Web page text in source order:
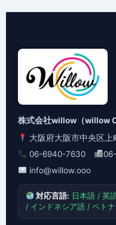
株式会社willow（willow
大阪府大阪市中央区
06-6940-7630
info@willow.ooo
対応言語: 日本語 / 英
/ インドネシア語 / ベト